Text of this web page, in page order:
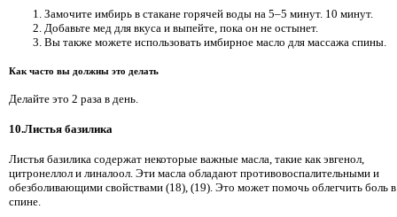
Замочите имбирь в стакане горячей воды на 5–5 минут. 10 минут.
Добавьте мед для вкуса и выпейте, пока он не остынет.
Вы также можете использовать имбирное масло для массажа спины.
Как часто вы должны это делать
Делайте это 2 раза в день.
10.Листья базилика
Листья базилика содержат некоторые важные масла, такие как эвгенол,
цитронеллол и линалоол. Эти масла обладают противовоспалительными и
обезболивающими свойствами (18), (19). Это может помочь облегчить боль в
спине.